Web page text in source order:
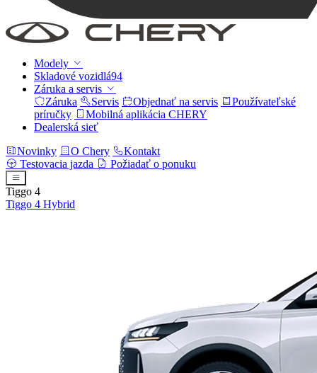
Modely
Skladové vozidlá94
Záruka a servis
Záruka
Servis Objednať na servis
Používateľské
príručky
Mobilná aplikácia CHERY
Dealerská sieť
Novinky
O Chery
Kontakt
Testovacia jazda
Požiadať o ponuku
Tiggo 4
Tiggo 4 Hybrid